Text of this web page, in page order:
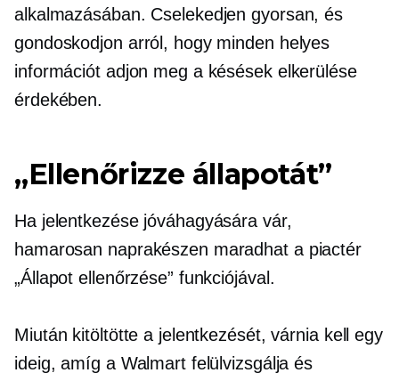
alkalmazásában. Cselekedjen gyorsan, és
gondoskodjon arról, hogy minden helyes
információt adjon meg a késések elkerülése
érdekében.
„Ellenőrizze állapotát”
Ha jelentkezése jóváhagyására vár,
hamarosan naprakészen maradhat a piactér
„Állapot ellenőrzése” funkciójával.
Miután kitöltötte a jelentkezését, várnia kell egy
ideig, amíg a Walmart felülvizsgálja és